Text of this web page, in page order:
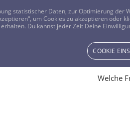
Welche
statistischer Daten, zur Optimierung
um Cookies zu akzeptieren
Du kannst jeder Zeit Deine
COOKIE